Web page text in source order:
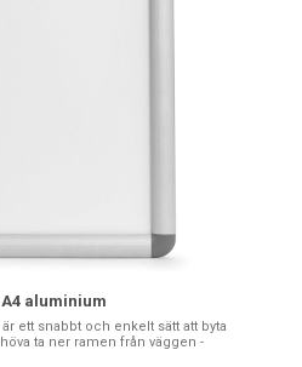
aluminium
ett snabbt och enkelt sätt att byta
ta ner ramen från väggen -